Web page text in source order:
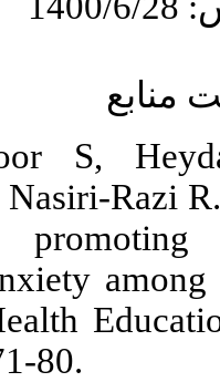
1.
Daryadel SJ,
and
pregnancy
Journal of